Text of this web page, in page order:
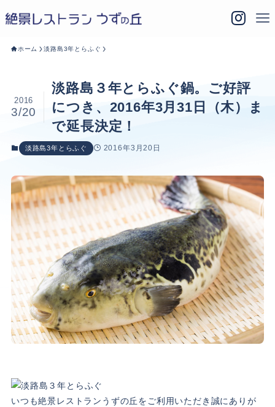
ホーム 淡路島3年とらふぐ
淡路島３年とらふぐ鍋。ご好評
につき、2016年3月31日（木）ま
で延長決定！
2016
3/20
淡路島3年とらふぐ 2016年3月20日
いつも絶景レストランうずの丘をご利用いただき誠にありが